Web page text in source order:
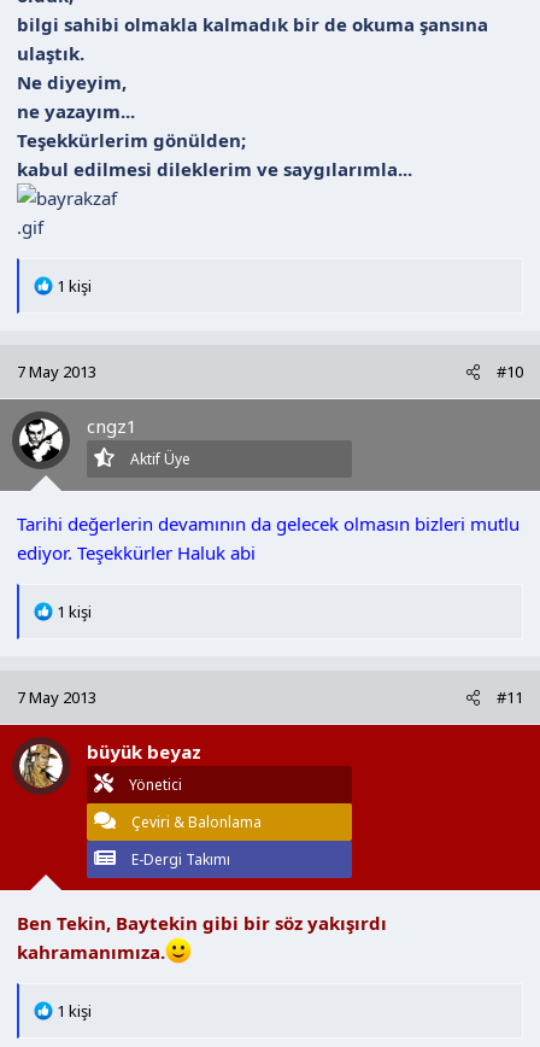
bilgi sahibi olmakla kalmadık bir de okuma şansına
ulaştık.
Ne diyeyim,
ne yazayım...
Teşekkürlerim gönülden;
kabul edilmesi dileklerim ve saygılarımla...
T
i
l
e
r
1 kişi
7 May 2013 #10
cngz1
Aktif Üye
Tarihi değerlerin devamının da gelecek olmasın bizleri mutlu
ediyor. Teşekkürler Haluk abi
T
i
l
e
r
1 kişi
7 May 2013 #11
büyük beyaz
Yönetici
Çeviri & Balonlama
E-Dergi Takımı
Ben Tekin, Baytekin gibi bir söz yakışırdı
kahramanımıza.
T1 kişi